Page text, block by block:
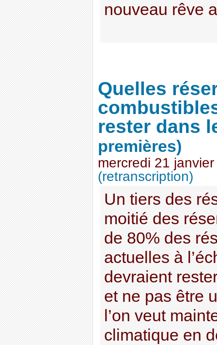
nouveau rêve
Quelles
rester dans
premières)
mercredi 21
(retranscription)
Un tiers des
moitié des
de 80% des
actuelles à
devraient
et ne pas être
l’on veut
climatique en